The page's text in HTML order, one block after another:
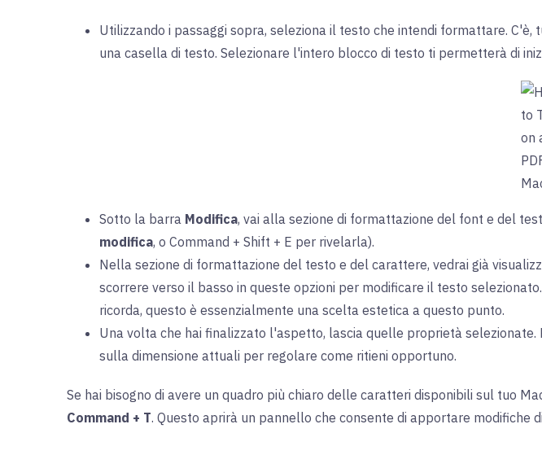
Utilizzando i passaggi sopra, seleziona il testo che intendi formattare.
una casella di testo. Selezionare l'intero blocco di testo ti permetterà di
Sotto la barra Modifica, vai alla sezione di formattazione del font e del
modifica, o Command + Shift + E per rivelarla).
Nella sezione di formattazione del testo e del carattere, vedrai già
scorrere verso il basso in queste opzioni per modificare il testo
ricorda, questo è essenzialmente una scelta estetica a questo punto.
Una volta che hai finalizzato l'aspetto, lascia quelle proprietà
sulla dimensione attuali per regolare come ritieni opportuno.
Se hai bisogno di avere un quadro più chiaro delle caratteri disponibili sul tuo
Command + T. Questo aprirà un pannello che consente di apportare modifiche